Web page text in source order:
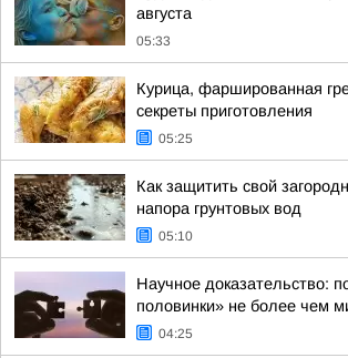
августа
05:33
Курица, фаршированная
секреты приготовления
05:25
Как защитить свой
напора грунтовых вод
05:10
Научное доказательство:
половинки» не более чем
04:25